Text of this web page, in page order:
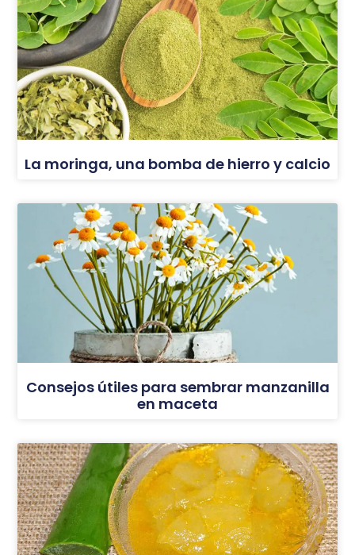
La moringa, una bomba de hierro y calcio
Consejos útiles para sembrar manzanilla
en maceta